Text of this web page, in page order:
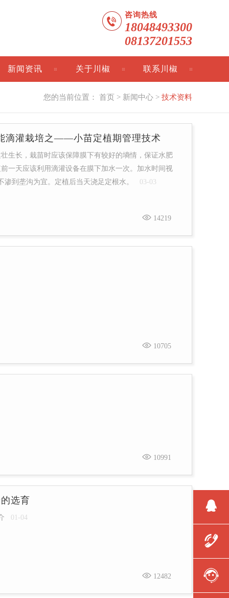
咨询热线
18048493300
08137201553
新闻资讯 关于川椒 联系川椒
您的当前位置： 首页 > 新闻中心 > 技术资料
滴灌栽培之——小苗定植期管理技术
生长，栽苗时应该保障膜下有较好的墒情，保证水肥
一天应该利用滴灌设备在膜下加水一次。加水时间视
到垄沟为宜。定植后当天浇足定根水。
03-03
14219
10705
10991
选育
01-04
12482